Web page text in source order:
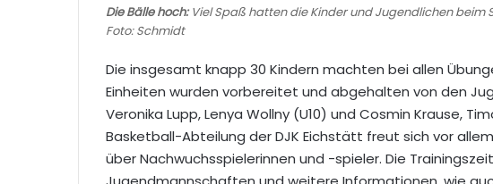
Die Bälle hoch:Viel Spaß hatten die Kinder und Jugendlichen beim
Foto: Schmidt
Die insgesamt knapp 30 Kindern machten bei allen
Einheiten wurden vorbereitet und abgehalten von den
Veronika Lupp, Lenya Wollny (U10) und Cosmin Krause,
Basketball-Abteilung der DJK Eichstätt freut sich vor
über Nachwuchsspielerinnen und -spieler. Die